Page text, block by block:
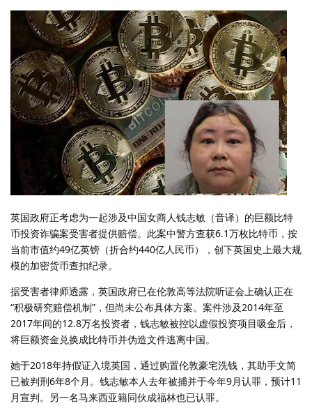
英国政府正考虑为一起涉及中国女商人钱志敏（音译）的巨额比特
币投资诈骗案受害者提供赔偿。此案中警方查获6.1万枚比特币，按
当前市值约49亿英镑（折合约440亿人民币），创下英国史上最大规
模的加密货币查扣纪录。
据受害者律师透露，英国政府已在伦敦高等法院听证会上确认正在
“积极研究赔偿机制”，但尚未公布具体方案。案件涉及2014年至
2017年间的12.8万名投资者，钱志敏被控以虚假投资项目吸金后，
将巨额资金兑换成比特币并伪造文件逃离中国。
她于2018年持假证入境英国，通过购置伦敦豪宅洗钱，其助手文简
已被判刑6年8个月。钱志敏本人去年被捕并于今年9月认罪，预计11
月宣判。另一名马来西亚籍同伙成福林也已认罪。